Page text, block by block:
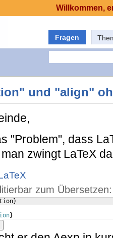
Fragen
und "align"
"Problem", dass
zwingt LaTeX
zum Übersetzen:
}
}
Willkommen,